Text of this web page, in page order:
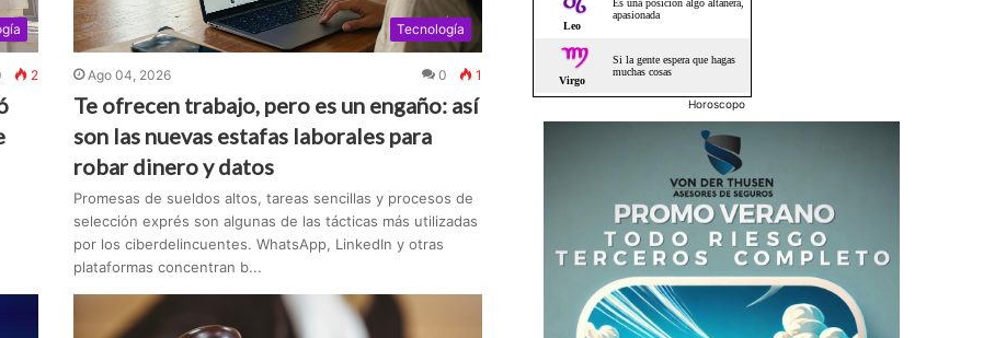
2
Tecnología
Ago 04, 2026 0 1
Te ofrecen trabajo, pero es un engaño: así
son las nuevas estafas laborales para
robar dinero y datos
Promesas de sueldos altos, tareas sencillas y procesos de
selección exprés son algunas de las tácticas más utilizadas
por los ciberdelincuentes. WhatsApp, LinkedIn y otras
plataformas concentran b...
Horoscopo